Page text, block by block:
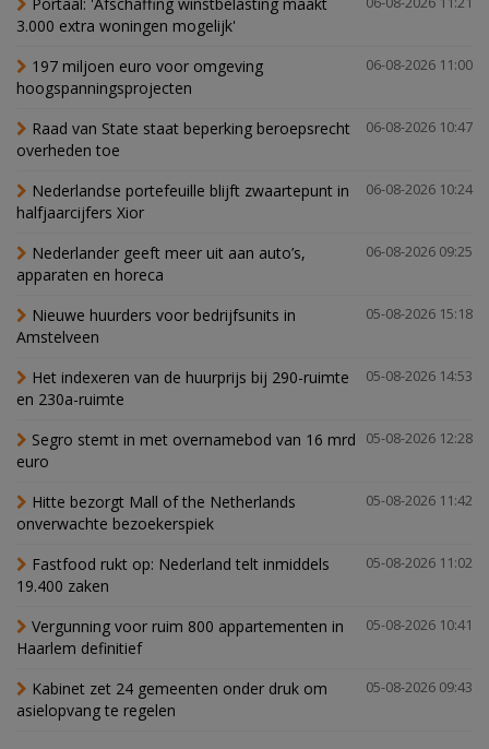
3.000 extra woningen mogelijk'
06-08-2026 11:00
197 miljoen euro voor omgeving
hoogspanningsprojecten
06-08-2026 10:47
Raad van State staat beperking beroepsrecht
overheden toe
06-08-2026 10:24
Nederlandse portefeuille blijft zwaartepunt in
halfjaarcijfers Xior
06-08-2026 09:25
Nederlander geeft meer uit aan auto’s,
apparaten en horeca
05-08-2026 15:18
Nieuwe huurders voor bedrijfsunits in
Amstelveen
05-08-2026 14:53
Het indexeren van de huurprijs bij 290-ruimte
en 230a-ruimte
05-08-2026 12:28
Segro stemt in met overnamebod van 16 mrd
euro
05-08-2026 11:42
Hitte bezorgt Mall of the Netherlands
onverwachte bezoekerspiek
05-08-2026 11:02
Fastfood rukt op: Nederland telt inmiddels
19.400 zaken
05-08-2026 10:41
Vergunning voor ruim 800 appartementen in
Haarlem definitief
05-08-2026 09:43
Kabinet zet 24 gemeenten onder druk om
asielopvang te regelen